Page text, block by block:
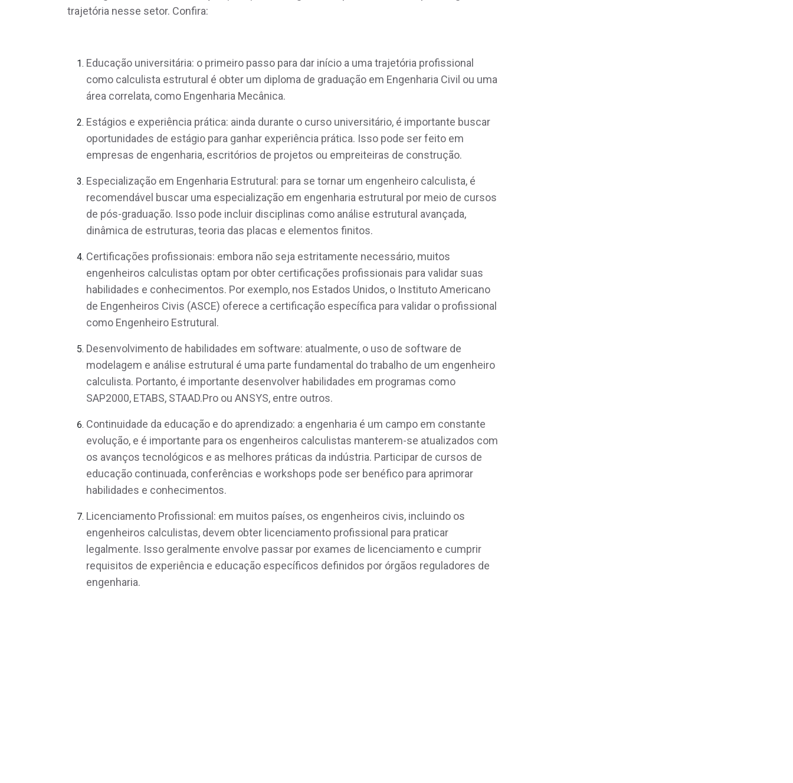
trajetória nesse setor. Confira:
Educação universitária: o primeiro passo para dar início a uma trajetória profissional
como calculista estrutural é obter um diploma de graduação em Engenharia Civil ou uma
área correlata, como Engenharia Mecânica.
Estágios e experiência prática: ainda durante o curso universitário, é importante buscar
oportunidades de estágio para ganhar experiência prática. Isso pode ser feito em
empresas de engenharia, escritórios de projetos ou empreiteiras de construção.
Especialização em Engenharia Estrutural: para se tornar um engenheiro calculista, é
recomendável buscar uma especialização em engenharia estrutural por meio de cursos
de pós-graduação. Isso pode incluir disciplinas como análise estrutural avançada,
dinâmica de estruturas, teoria das placas e elementos finitos.
Certificações profissionais: embora não seja estritamente necessário, muitos
engenheiros calculistas optam por obter certificações profissionais para validar suas
habilidades e conhecimentos. Por exemplo, nos Estados Unidos, o Instituto Americano
de Engenheiros Civis (ASCE) oferece a certificação específica para validar o profissional
como Engenheiro Estrutural.
Desenvolvimento de habilidades em software: atualmente, o uso de software de
modelagem e análise estrutural é uma parte fundamental do trabalho de um engenheiro
calculista. Portanto, é importante desenvolver habilidades em programas como
SAP2000, ETABS, STAAD.Pro ou ANSYS, entre outros.
Continuidade da educação e do aprendizado: a engenharia é um campo em constante
evolução, e é importante para os engenheiros calculistas manterem-se atualizados com
os avanços tecnológicos e as melhores práticas da indústria. Participar de cursos de
educação continuada, conferências e workshops pode ser benéfico para aprimorar
habilidades e conhecimentos.
Licenciamento Profissional: em muitos países, os engenheiros civis, incluindo os
engenheiros calculistas, devem obter licenciamento profissional para praticar
legalmente. Isso geralmente envolve passar por exames de licenciamento e cumprir
requisitos de experiência e educação específicos definidos por órgãos reguladores de
engenharia.